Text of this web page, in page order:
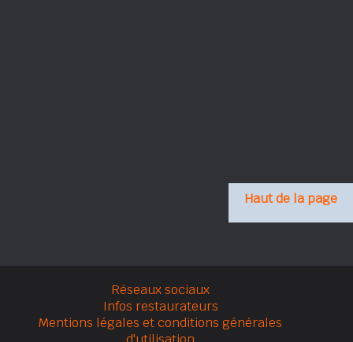
Haut de la page
Réseaux sociaux
Infos restaurateurs
Mentions légales et conditions générales